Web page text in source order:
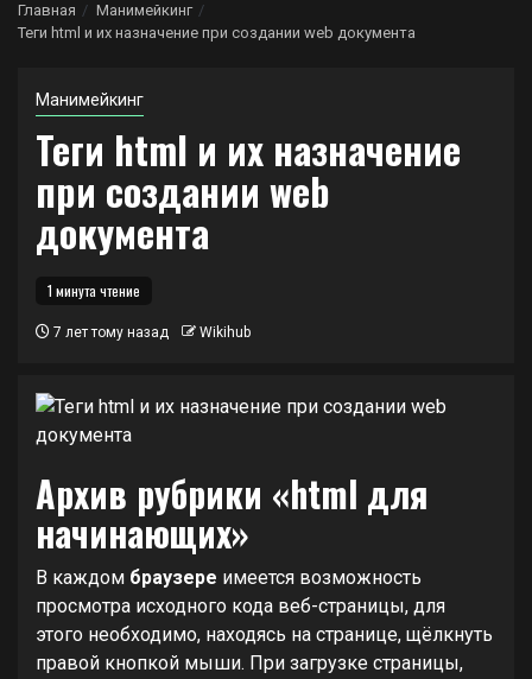
Главная
Манимейкинг
Теги html и их назначение при создании web документа
Манимейкинг
Теги html и их назначение
при создании web
документа
1 минута чтение
7 лет тому назад Wikihub
Архив рубрики «html для
начинающих»
В каждом браузере имеется возможность
просмотра исходного кода веб-страницы, для
этого необходимо, находясь на странице, щёлкнуть
правой кнопкой мыши. При загрузке страницы,